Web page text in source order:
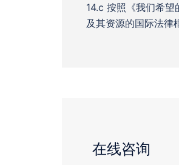
14.c 按照《我们希
及其资源的国际法律
在线咨询